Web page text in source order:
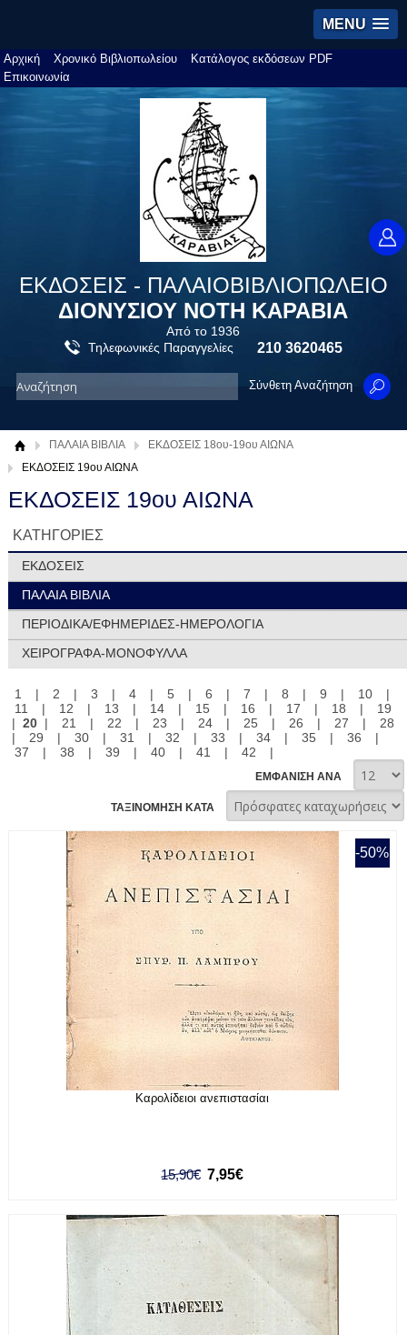
MENU
Αρχική Χρονικό Βιβλιοπωλείου
Κατάλογος εκδόσεων PDF
Επικοινωνία
ΕΚΔΟΣΕΙΣ - ΠΑΛΑΙΟΒΙΒΛΙΟΠΩΛΕΙΟ
ΔΙΟΝΥΣΙΟΥ ΝΟΤΗ ΚΑΡΑΒΙΑ
Από το 1936
Τηλεφωνικές Παραγγελίες
210 3620465
Σύνθετη Αναζήτηση
ΠΑΛΑΙΑ ΒΙΒΛΙΑ
ΕΚΔΟΣΕΙΣ 18ου-19ου ΑΙΩΝΑ
ΕΚΔΟΣΕΙΣ 19ου ΑΙΩΝΑ
ΕΚΔΟΣΕΙΣ 19ου ΑΙΩΝΑ
ΚΑΤΗΓΟΡΙΕΣ
ΕΚΔΟΣΕΙΣ
ΠΑΛΑΙΑ ΒΙΒΛΙΑ
ΠΕΡΙΟΔΙΚΑ/ΕΦΗΜΕΡΙΔΕΣ-ΗΜΕΡΟΛΟΓΙΑ
ΧΕΙΡΟΓΡΑΦΑ-ΜΟΝΟΦΥΛΛΑ
1 | 2 | 3 | 4 | 5 | 6 | 7 | 8 | 9 | 10
|
11
| 12 | 13 | 14 | 15 | 16 | 17 | 18 |
19
| 20| 21 | 22 | 23 | 24 | 25 | 26 | 27 |
28
|
29 | 30 | 31 | 32 | 33 | 34 | 35 | 36
|
37
| 38 | 39 | 40 | 41 | 42 |
ΕΜΦΑΝΙΣΗ ΑΝΑ
ΤΑΞΙΝΟΜΗΣΗ ΚΑΤΑ
-50%
Καρολίδειοι ανεπιστασίαι
15,90€ 7,95€